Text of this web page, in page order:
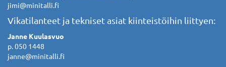
jimi@minitalli.fi
Vikatilanteet ja tekniset asiat kiinteistöihin liittyen:
Janne Kuulasvuo
p. 050 1448
janne@minitalli.fi